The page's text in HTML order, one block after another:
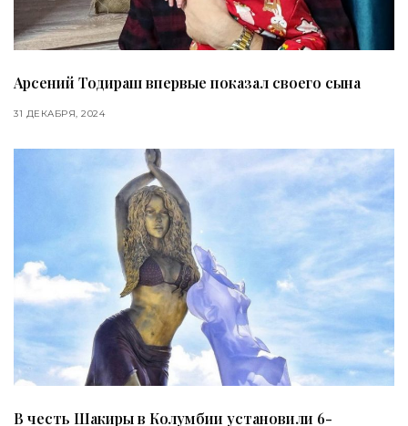
Арсений Тодираш впервые показал своего сына
31 ДЕКАБРЯ, 2024
В честь Шакиры в Колумбии установили 6-